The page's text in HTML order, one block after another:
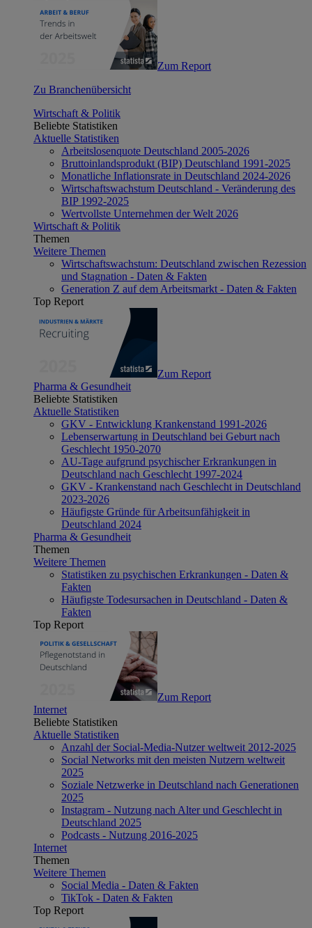
Zum Report
Zu Branchenübersicht
Wirtschaft & Politik
Beliebte Statistiken
Aktuelle Statistiken
Arbeitslosenquote Deutschland 2005-2026
Bruttoinlandsprodukt (BIP) Deutschland 1991-2025
Monatliche Inflationsrate in Deutschland 2024-2026
Wirtschaftswachstum Deutschland - Veränderung des
BIP 1992-2025
Wertvollste Unternehmen der Welt 2026
Wirtschaft & Politik
Themen
Weitere Themen
Wirtschaftswachstum: Deutschland zwischen Rezession
und Stagnation - Daten & Fakten
Generation Z auf dem Arbeitsmarkt - Daten & Fakten
Top Report
Zum Report
Pharma & Gesundheit
Beliebte Statistiken
Aktuelle Statistiken
GKV - Entwicklung Krankenstand 1991-2026
Lebenserwartung in Deutschland bei Geburt nach
Geschlecht 1950-2070
AU-Tage aufgrund psychischer Erkrankungen in
Deutschland nach Geschlecht 1997-2024
GKV - Krankenstand nach Geschlecht in Deutschland
2023-2026
Häufigste Gründe für Arbeitsunfähigkeit in
Deutschland 2024
Pharma & Gesundheit
Themen
Weitere Themen
Statistiken zu psychischen Erkrankungen - Daten &
Fakten
Häufigste Todesursachen in Deutschland - Daten &
Fakten
Top Report
Zum Report
Internet
Beliebte Statistiken
Aktuelle Statistiken
Anzahl der Social-Media-Nutzer weltweit 2012-2025
Social Networks mit den meisten Nutzern weltweit
2025
Soziale Netzwerke in Deutschland nach Generationen
2025
Instagram - Nutzung nach Alter und Geschlecht in
Deutschland 2025
Podcasts - Nutzung 2016-2025
Internet
Themen
Weitere Themen
Social Media - Daten & Fakten
TikTok - Daten & Fakten
Top Report